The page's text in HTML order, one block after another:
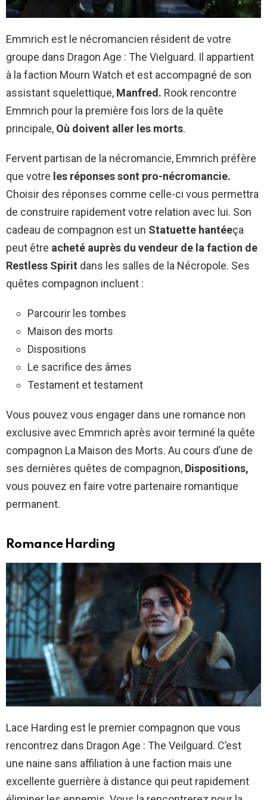
Emmrich est le nécromancien résident de votre
groupe dans Dragon Age : The Vielguard. Il appartient
à la faction Mourn Watch et est accompagné de son
assistant squelettique, Manfred. Rook rencontre
Emmrich pour la première fois lors de la quête
principale, Où doivent aller les morts.
Fervent partisan de la nécromancie, Emmrich préfère
que votre les réponses sont pro-nécromancie.
Choisir des réponses comme celle-ci vous permettra
de construire rapidement votre relation avec lui. Son
cadeau de compagnon est un Statuette hantéeça
peut être acheté auprès du vendeur de la faction de
Restless Spirit dans les salles de la Nécropole. Ses
quêtes compagnon incluent :
Parcourir les tombes
Maison des morts
Dispositions
Le sacrifice des âmes
Testament et testament
Vous pouvez vous engager dans une romance non
exclusive avec Emmrich après avoir terminé la quête
compagnon La Maison des Morts. Au cours d’une de
ses dernières quêtes de compagnon, Dispositions,
vous pouvez en faire votre partenaire romantique
permanent.
Romance Harding
Lace Harding est le premier compagnon que vous
rencontrez dans Dragon Age : The Veilguard. C’est
une naine sans affiliation à une faction mais une
excellente guerrière à distance qui peut rapidement